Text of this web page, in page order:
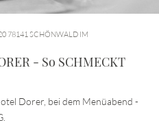
78141 SCHÖNWALD IM
- So SCHMECKT
Dorer, bei dem Menüabend -